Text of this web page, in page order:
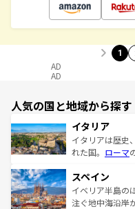
1
AD
AD
人気の国と地域から探す
イタリア
イタリアは歴史
れた国。 ローマ
ろん、トスカー
景など、自然景
ピザやパスタな
スペイン
イベリア半島の
注ぐ地中海沿岸